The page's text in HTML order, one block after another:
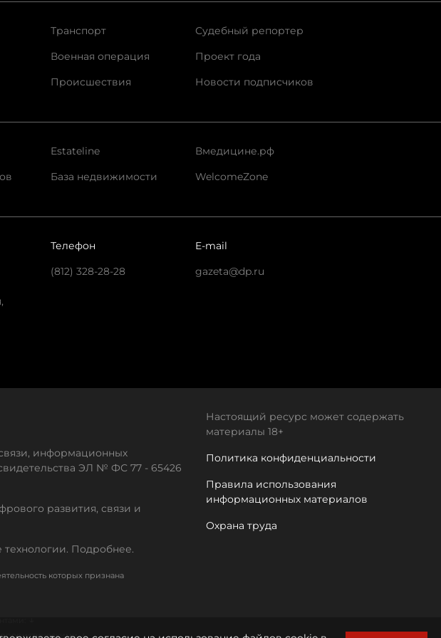
Транспорт
Военная операция
Происшествия
Судебный репортер
Проект года
Новости подписчиков
Estateline
База недвижимости
Вмедицине.рф
WelcomeZone
Телефон
(812) 328-28-28
E-mail
gazeta@dp.ru
информационных
ЭЛ № ФС 77 - 65426
развития, связи и
Подробнее.
которых признана
↓
Настоящий ресурс может содержать
материалы 18+
Политика конфиденциальности
Правила использования
информационных материалов
Охрана труда